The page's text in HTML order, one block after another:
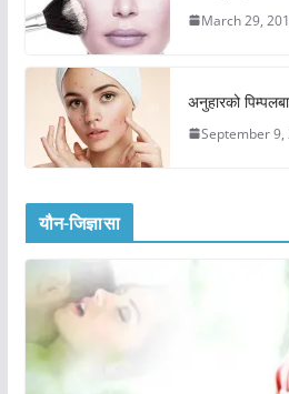
March 29,
अनुहारको
September 9,
यौन-जिज्ञासा